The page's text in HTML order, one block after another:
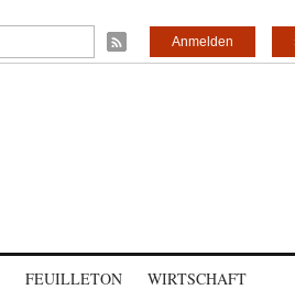
Anmelden
FEUILLETON WIRTSCHAFT